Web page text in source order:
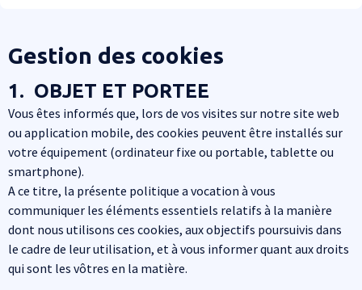
Gestion des cookies
1. OBJET ET PORTEE
Vous êtes informés que, lors de vos visites sur notre site web
ou application mobile, des cookies peuvent être installés sur
votre équipement (ordinateur fixe ou portable, tablette ou
smartphone).
A ce titre, la présente politique a vocation à vous
communiquer les éléments essentiels relatifs à la manière
dont nous utilisons ces cookies, aux objectifs poursuivis dans
le cadre de leur utilisation, et à vous informer quant aux droits
qui sont les vôtres en la matière.